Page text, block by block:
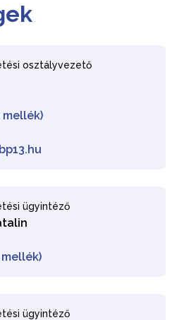
osztályvezető
mellék)
ügyintéző
mellék)
ügyintéző